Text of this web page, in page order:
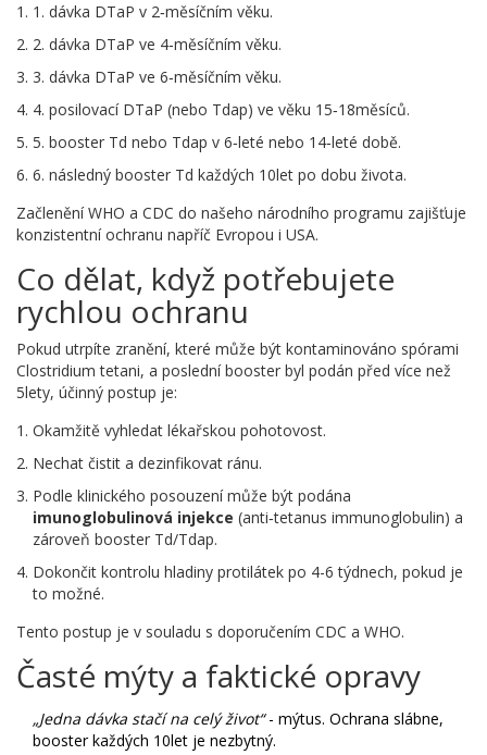
1. dávka DTaP v 2‑měsíčním věku.
2. dávka DTaP ve 4‑měsíčním věku.
3. dávka DTaP ve 6‑měsíčním věku.
4. posilovací DTaP (nebo Tdap) ve věku 15‑18měsíců.
5. booster Td nebo Tdap v 6‑leté nebo 14‑leté době.
6. následný booster Td každých 10let po dobu života.
Začlenění WHO a CDC do našeho národního programu zajišťuje
konzistentní ochranu napříč Evropou i USA.
Co dělat, když potřebujete
rychlou ochranu
Pokud utrpíte zranění, které může být kontaminováno spórami
Clostridium tetani, a poslední booster byl podán před více než
5lety, účinný postup je:
Okamžitě vyhledat lékařskou pohotovost.
Nechat čistit a dezinfikovat ránu.
Podle klinického posouzení může být podána
imunoglobulinová injekce (anti‑tetanus immunoglobulin) a
zároveň booster Td/Tdap.
Dokončit kontrolu hladiny protilátek po 4-6 týdnech, pokud je
to možné.
Tento postup je v souladu s doporučením CDC a WHO.
Časté mýty a faktické opravy
„Jedna dávka stačí na celý život“- mýtus. Ochrana slábne,
booster každých 10let je nezbytný.